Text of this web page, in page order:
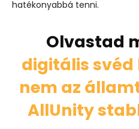
hatékonyabbá tenni.
Olvastad
digitális svéd
nem az
AllUnity